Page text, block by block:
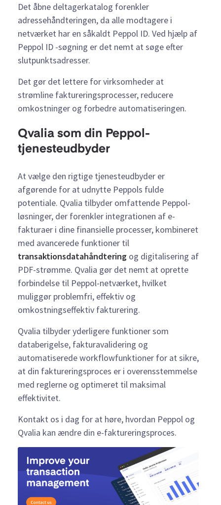
Det åbne deltagerkatalog forenkler
adressehåndteringen, da alle modtagere i
netværket har en såkaldt Peppol ID. Ved hjælp af
Peppol ID -søgning er det nemt at søge efter
slutpunktsadresser.
Det gør det lettere for virksomheder at
strømline faktureringsprocesser, reducere
omkostninger og forbedre automatiseringen.
Qvalia som din Peppol-
tjenesteudbyder
At vælge den rigtige tjenesteudbyder er
afgørende for at udnytte Peppols fulde
potentiale. Qvalia tilbyder omfattende Peppol-
løsninger, der forenkler integrationen af e-
fakturaer i dine finansielle processer, kombineret
med avancerede funktioner til
transaktionsdatahåndtering og digitalisering af
PDF-strømme. Qvalia gør det nemt at oprette
forbindelse til Peppol-netværket, hvilket
muliggør problemfri, effektiv og
omkostningseffektiv fakturering.
Qvalia tilbyder yderligere funktioner som
databerigelse, fakturavalidering og
automatiserede workflowfunktioner for at sikre,
at din faktureringsproces er i overensstemmelse
med reglerne og optimeret til maksimal
effektivitet.
Kontakt os i dag for at høre, hvordan Peppol og
Qvalia kan ændre din e-faktureringsproces.